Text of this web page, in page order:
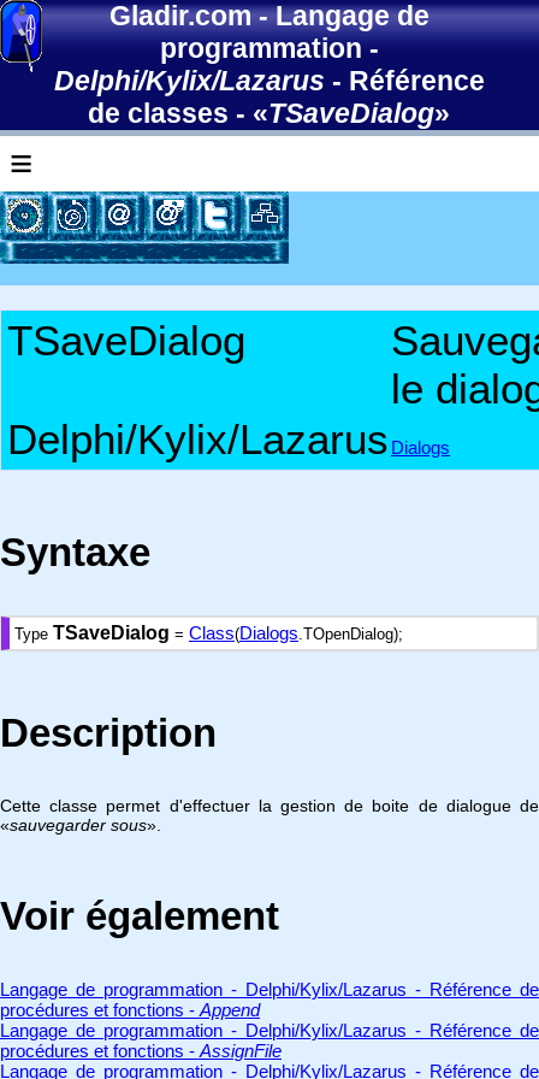
Gladir.com-Langage de
programmation-
Delphi/Kylix/Lazarus - Référence
de classes - «TSaveDialog»
≡
TSaveDialog
le
Delphi/Kylix/Lazarus Dialogs
Syntaxe
Type TSaveDialog = Class(Dialogs.TOpenDialog);
Description
Cette classe permet d'effectuer la gestion de boite de dialogue de
«sauvegarder sous».
Voir également
Langage de programmation - Delphi/Kylix/Lazarus - Référence de
procédures et fonctions - Append
Langage de programmation - Delphi/Kylix/Lazarus - Référence de
procédures et fonctions - AssignFile
Langage de programmation - Delphi/Kylix/Lazarus - Référence de